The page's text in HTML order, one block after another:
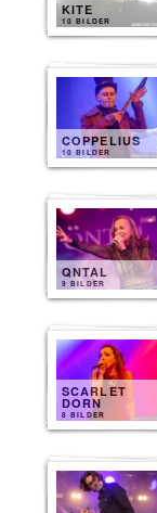
KITE
10 BILDER
COPPELIUS
10 BILDER
QNTAL
9 BILDER
SCARLET
DORN
8 BILDER